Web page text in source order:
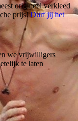
origineel verkleed
prijs!Durf jij het
we vrijwilligers
te laten